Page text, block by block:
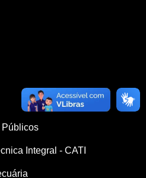
Públicos
Integral - CATI